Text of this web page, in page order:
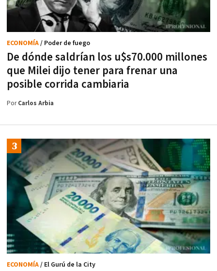
De dónde saldrían los u$s70.000 millones
que Milei dijo tener para frenar una
posible corrida cambiaria
ECONOMÍA/ Poder de fuego
PorCarlos Arbia
ECONOMÍA/ El Gurú de la City